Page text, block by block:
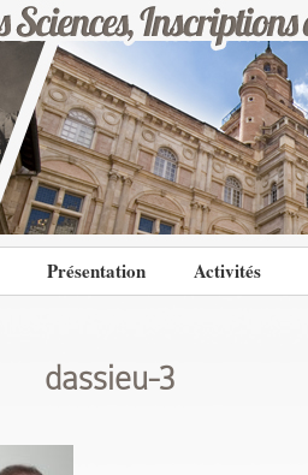
Présentation Activités
dassieu-3